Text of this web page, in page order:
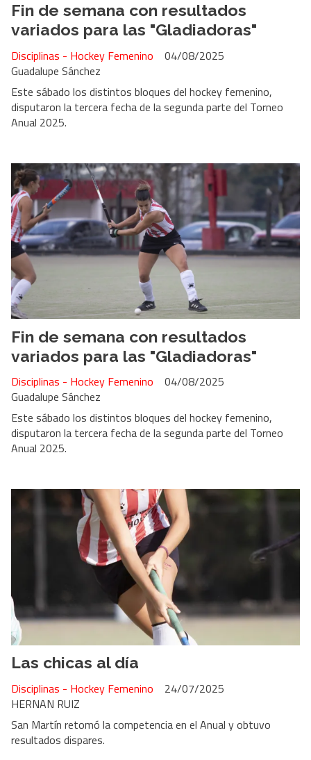
Fin de semana con resultados
variados para las "Gladiadoras"
Guadalupe Sánchez
Disciplinas - Hockey Femenino 04/08/2025
Este sábado los distintos bloques del hockey femenino,
disputaron la tercera fecha de la segunda parte del Torneo
Anual 2025.
Fin de semana con resultados
variados para las "Gladiadoras"
Guadalupe Sánchez
Disciplinas - Hockey Femenino 04/08/2025
Este sábado los distintos bloques del hockey femenino,
disputaron la tercera fecha de la segunda parte del Torneo
Anual 2025.
Las chicas al día
HERNAN RUIZ
Disciplinas - Hockey Femenino 24/07/2025
San Martín retomó la competencia en el Anual y obtuvo
resultados dispares.